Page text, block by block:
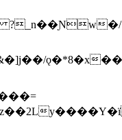
?_n��Ɲw�/